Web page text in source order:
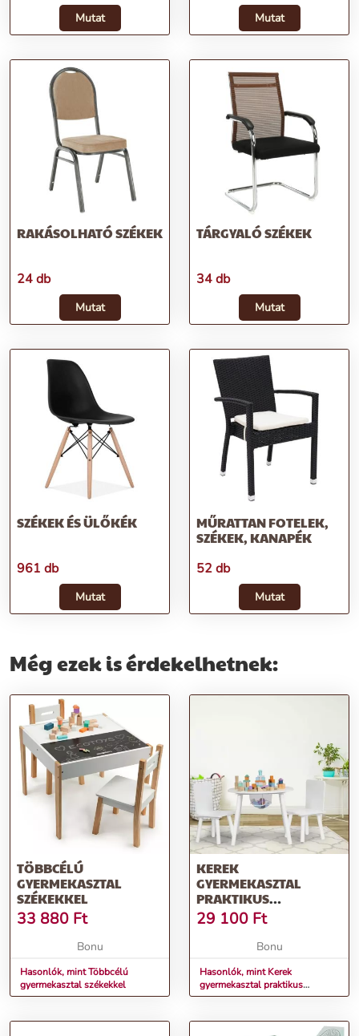
Mutat Mutat
RAKÁSOLHATÓ SZÉKEK
24 db
Mutat
TÁRGYALÓ SZÉKEK
34 db
Mutat
SZÉKEK ÉS ÜLŐKÉK
961 db
Mutat
MŰRATTAN FOTELEK,
SZÉKEK, KANAPÉK
52 db
Mutat
Még ezek is érdekelhetnek:
TÖBBCÉLÚ
GYERMEKASZTAL
SZÉKEKKEL
33 880 Ft
Bonu
Hasonlók, mint Többcélú
gyermekasztal székekkel
KEREK
GYERMEKASZTAL
PRAKTIKUS
TÁROLÓHELYEKKEL ÉS
SZÉKEKKEL
29 100 Ft
Bonu
Hasonlók, mint Kerek
gyermekasztal praktikus
tárolóhelyekkel és székekkel